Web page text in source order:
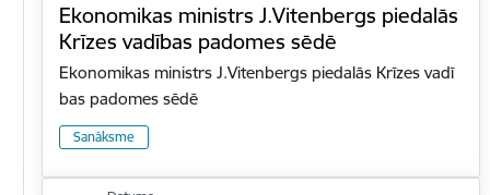
Ekonomikas ministrs J.Vitenbergs piedalās
Krīzes vadības padomes sēdē
Ekonomikas ministrs J.Vitenbergs piedalās Krīzes vadī
bas padomes sēdē
Sanāksme